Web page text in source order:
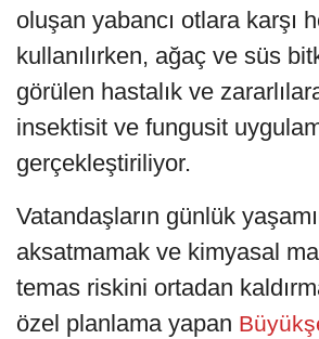
oluşan yabancı otlara karşı
kullanılırken, ağaç ve süs
görülen hastalık ve
insektisit ve fungusit
gerçekleştiriliyor.
Vatandaşların günlük
aksatmamak ve kimyasal
temas riskini ortadan
özel planlama yapan